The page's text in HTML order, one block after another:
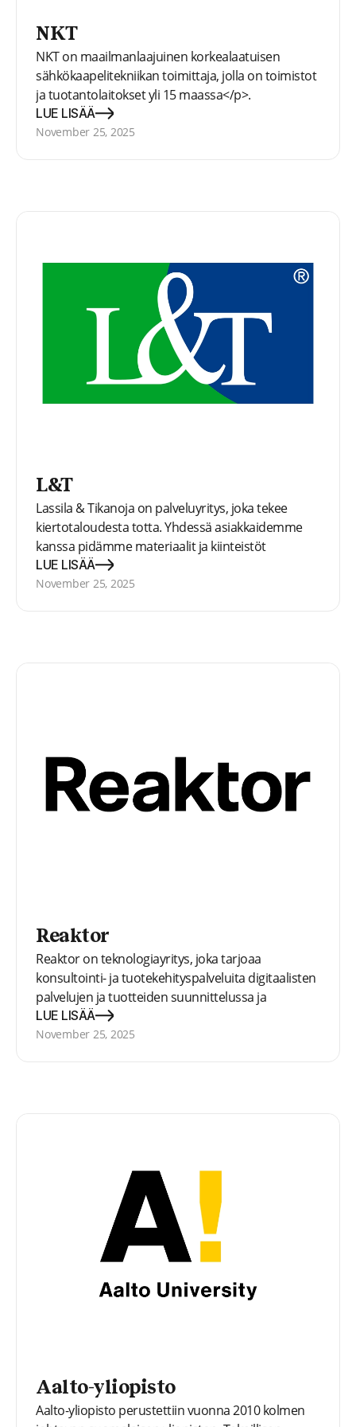
NKT
NKT on maailmanlaajuinen korkealaatuisen
sähkökaapelitekniikan toimittaja, jolla on toimistot
ja tuotantolaitokset yli 15 maassa</p>.
LUE LISÄÄ
November 25, 2025
L&T
Lassila & Tikanoja on palveluyritys, joka tekee
kiertotaloudesta totta. Yhdessä asiakkaidemme
kanssa pidämme materiaalit ja kiinteistöt
mahdollisimman pitkään tuottavassa käytössä
sekä tehostamme raaka-aineiden ja energian
LUE LISÄÄ
November 25, 2025
Reaktor
Reaktor on teknologiayritys, joka tarjoaa
konsultointi- ja tuotekehityspalveluita digitaalisten
palvelujen ja tuotteiden suunnittelussa ja
kehittämisessä. Yritys toimii seitsemässä maassa
ja työllistää 550 henkilöä.
LUE LISÄÄ
November 25, 2025
Aalto-yliopisto
Aalto-yliopisto perustettiin vuonna 2010 kolmen